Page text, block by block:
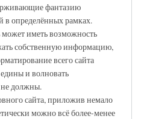
фантазию
в определённых рамках.
может иметь возможность
собственную информацию,
всего сайта
и волновать
не должны.
сайта, приложив немало
можно всё более-менее